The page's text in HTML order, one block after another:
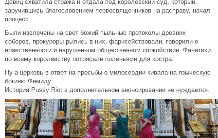
Девиц схватила стража и отдала под королевский суд, который,
заручившись благословением первосвященников на расправу, начал
процесс.
Были извлечены на свет божий пыльные протоколы древних
соборов, прокуроры рылись в них, фарисействовали, говорили о
нравственности и нарушенном общественном спокойствии. Фанатики
по всему королевству потрясали поленьями для костра.
Ну а церковь в ответ на просьбы о милосердии кивала на языческую
богиню Фемиду.
История Pussy Riot в дополнительном анонсировании не нуждается.